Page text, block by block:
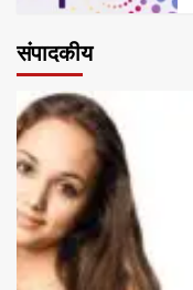
संपादकीय